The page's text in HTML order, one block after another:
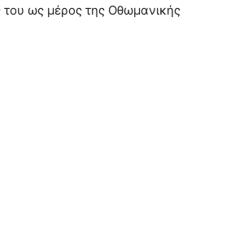
του ως μέρος της Οθωμανικής